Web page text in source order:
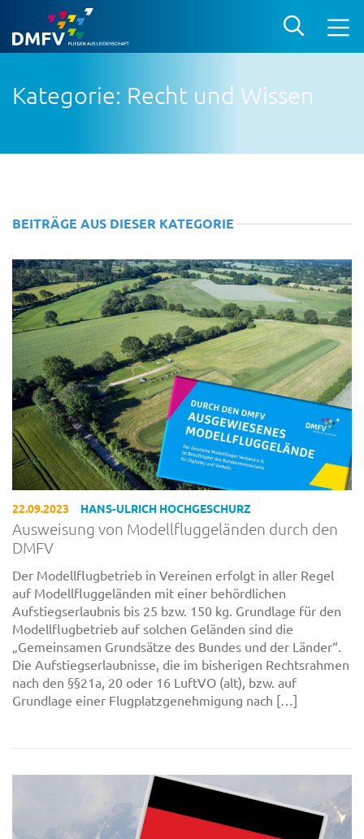
Kategorie: Recht und Wissen
BEITRÄGE AUS DIESER KATEGORIE
22.09.2023 HANS-ULRICH HOCHGESCHURZ
Ausweisung von Modellfluggeländen durch den
DMFV
Der Modellflugbetrieb in Vereinen erfolgt in aller Regel
auf Modellfluggeländen mit einer behördlichen
Aufstiegserlaubnis bis 25 bzw. 150 kg. Grundlage für den
Modellflugbetrieb auf solchen Geländen sind die
„Gemeinsamen Grundsätze des Bundes und der Länder“.
Die Aufstiegserlaubnisse, die im bisherigen Rechtsrahmen
nach den §§21a, 20 oder 16 LuftVO (alt), bzw. auf
Grundlage einer Flugplatzgenehmigung nach […]